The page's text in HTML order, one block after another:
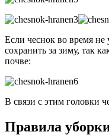
Если чеснок во время не
сохранить за зиму, так
почве:
В связи с этим головки
Правила